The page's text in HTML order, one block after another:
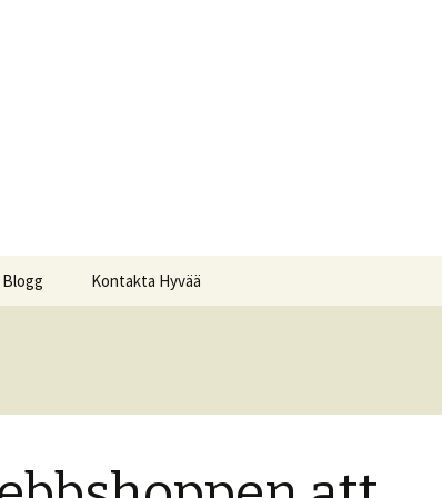
Blogg Kontakta Hyvää